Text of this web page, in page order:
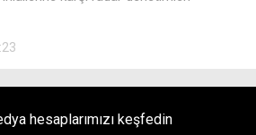
hesaplarımızı keşfedin